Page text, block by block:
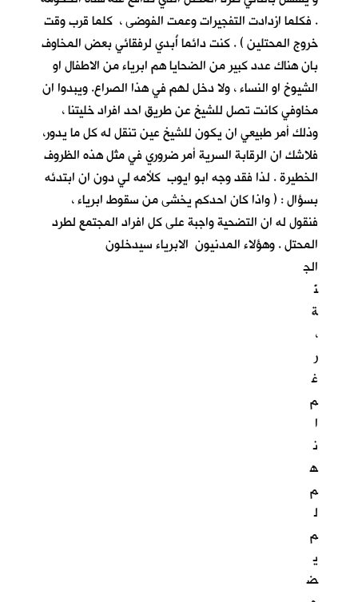
. فكلما ازدادت التفجيرات وعمت الفوضى ، كلما قرب وقت
خروج المحتلين ) . كنت دائما أُبدي لرفقائي بعض المخاوف
بان هناك عدد كبير من الضحايا هم ابرياء من الاطفال او
الشيوخ او النساء ، ولا دخل لهم في هذا الصراع. ويبدوا ان
مخاوفي كانت تصل للشيخ عن طريق احد افراد خليتنا ،
وذلك أمر طبيعي ان يكون للشيخ عين تنقل له كل ما يدور،
فلاشك ان الرقابة السرية أمر ضروري في مثل هذه الظروف
الخطيرة . لذا فقد وجه ابو ايوب كلأمه لي دون ان ابتدئه
بسؤال : ( واذا كان احدكم يخشى من سقوط ابرياء ،
فنقول له ان التضحية واجبة على كل افراد المجتمع لطرد
المحتل . وهؤلاء المدنيون الابرياء سيدخلون
الج
نّ
ة
،
ر
غ
م
ا
ن
ه
م
ل
م
ي
ض